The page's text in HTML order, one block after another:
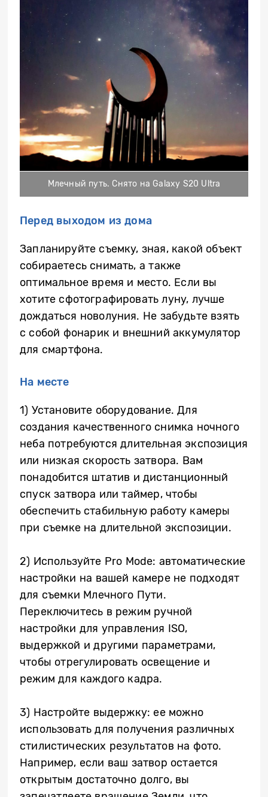
Млечный путь. Снято на Galaxy S20 Ultra
Перед выходом из дома
Запланируйте съемку, зная, какой объект
собираетесь снимать, а также
оптимальное время и место. Если вы
хотите сфотографировать луну, лучше
дождаться новолуния. Не забудьте взять
с собой фонарик и внешний аккумулятор
для смартфона.
На месте
1) Установите оборудование. Для
создания качественного снимка ночного
неба потребуются длительная экспозиция
или низкая скорость затвора. Вам
понадобится штатив и дистанционный
спуск затвора или таймер, чтобы
обеспечить стабильную работу камеры
при съемке на длительной экспозиции.
2) Используйте Pro Mode: автоматические
настройки на вашей камере не подходят
для съемки Млечного Пути.
Переключитесь в режим ручной
настройки для управления ISO,
выдержкой и другими параметрами,
чтобы отрегулировать освещение и
режим для каждого кадра.
3) Настройте выдержку: ее можно
использовать для получения различных
стилистических результатов на фото.
Например, если ваш затвор остается
открытым достаточно долго, вы